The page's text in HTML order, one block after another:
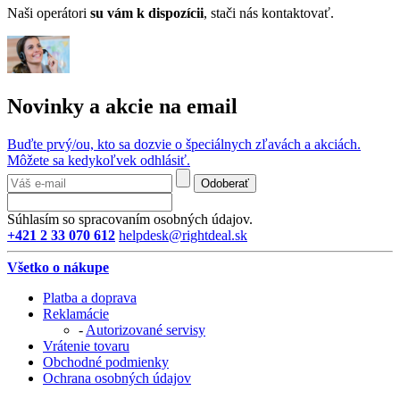
Naši operátori su vám k dispozícii, stači nás kontaktovať.
Novinky a akcie na email
Buďte prvý/ou, kto sa dozvie o špeciálnych zľavách a akciách.
Môžete sa kedykoľvek odhlásiť.
Odoberať
Súhlasím so spracovaním osobných údajov.
+421 2 33 070 612 helpdesk@rightdeal.sk
Všetko o nákupe
Platba a doprava
Reklamácie
- Autorizované servisy
Vrátenie tovaru
Obchodné podmienky
Ochrana osobných údajov